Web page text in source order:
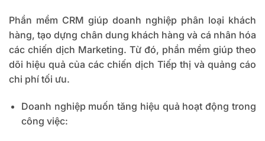
Phần mềm CRM giúp doanh nghiệp phân loại khách
hàng, tạo dựng chân dung khách hàng và cá nhân hóa
các chiến dịch Marketing. Từ đó, phần mềm giúp theo
dõi hiệu quả của các chiến dịch Tiếp thị và quảng cáo
chi phí tối ưu.
Doanh nghiệp muốn tăng hiệu quả hoạt động trong
công việc: